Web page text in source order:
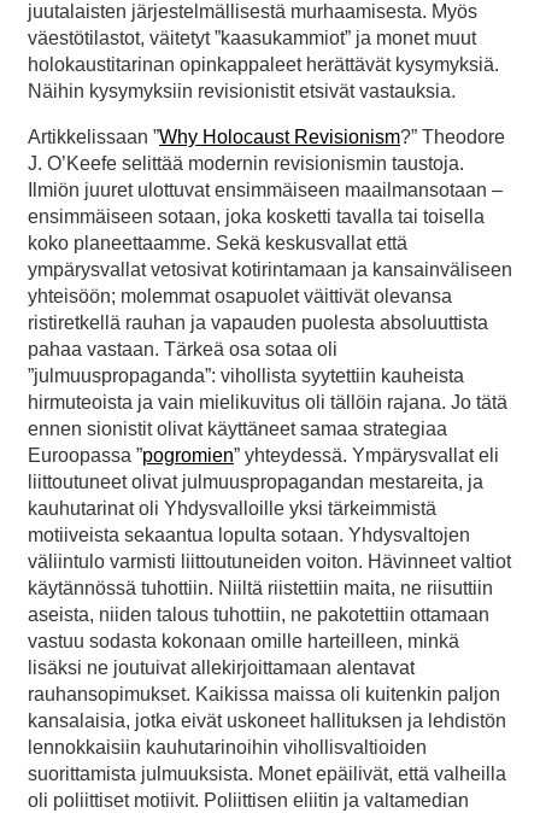
juutalaisten järjestelmällisestä murhaamisesta. Myös
väestötilastot, väitetyt ”kaasukammiot” ja monet muut
holokaustitarinan opinkappaleet herättävät kysymyksiä.
Näihin kysymyksiin revisionistit etsivät vastauksia.
Artikkelissaan ”Why Holocaust Revisionism?” Theodore
J. O’Keefe selittää modernin revisionismin taustoja.
Ilmiön juuret ulottuvat ensimmäiseen maailmansotaan –
ensimmäiseen sotaan, joka kosketti tavalla tai toisella
koko planeettaamme. Sekä keskusvallat että
ympärysvallat vetosivat kotirintamaan ja kansainväliseen
yhteisöön; molemmat osapuolet väittivät olevansa
ristiretkellä rauhan ja vapauden puolesta absoluuttista
pahaa vastaan. Tärkeä osa sotaa oli
”julmuuspropaganda”: vihollista syytettiin kauheista
hirmuteoista ja vain mielikuvitus oli tällöin rajana. Jo tätä
ennen sionistit olivat käyttäneet samaa strategiaa
Euroopassa ”pogromien” yhteydessä. Ympärysvallat eli
liittoutuneet olivat julmuuspropagandan mestareita, ja
kauhutarinat oli Yhdysvalloille yksi tärkeimmistä
motiiveista sekaantua lopulta sotaan. Yhdysvaltojen
väliintulo varmisti liittoutuneiden voiton. Hävinneet valtiot
käytännössä tuhottiin. Niiltä riistettiin maita, ne riisuttiin
aseista, niiden talous tuhottiin, ne pakotettiin ottamaan
vastuu sodasta kokonaan omille harteilleen, minkä
lisäksi ne joutuivat allekirjoittamaan alentavat
rauhansopimukset. Kaikissa maissa oli kuitenkin paljon
kansalaisia, jotka eivät uskoneet hallituksen ja lehdistön
lennokkaisiin kauhutarinoihin vihollisvaltioiden
suorittamista julmuuksista. Monet epäilivät, että valheilla
oli poliittiset motiivit. Poliittisen eliitin ja valtamedian